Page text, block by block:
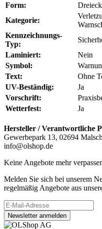
Form:
Kategorie:
Kennzeichnungs-
Typ:
Laminiert:
Nein
Symbol:
Text:
Ohne
UV-Beständig:
Ja
Vorschrift:
Wetterfest:
Ja
Hersteller / Verantwortliche
Gewerbepark 13, 02694
info@olshop.de
Keine Angebote mehr
Melden Sie sich bei unserem
regelmäßig Angebote aus
Newsletter anmelden